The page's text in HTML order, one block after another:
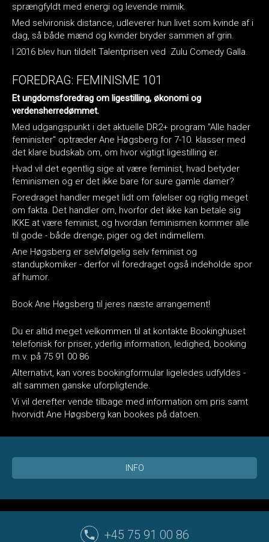
sprængfyldt med energi og levende mimik.
Med selvironisk distance, udleverer hun livet som kvinde af i
dag, så både mænd og kvinder bryder sammen af grin.
I 2016 blev hun tildelt Talentprisen ved Zulu Comedy Galla.
FOREDRAG: FEMINISME 101
Et ungdomsforedrag om ligestilling, økonomi og
verdensherredømmet.
Med udgangspunkt i det aktuelle DR2+ program "Alle hader
feminister" optræder Ane Høgsberg for 7-10. klasser med
det klare budskab om, om hvor vigtigt ligestilling er.
Hvad vil det egentlig sige at være feminist, hvad betyder
feminismen og er det ikke bare for sure gamle damer?
Foredraget handler meget lidt om følelser og rigtig meget
om fakta. Det handler om, hvorfor det ikke kan betale sig
IKKE at være feminist, og hvordan feminismen kommer alle
til gode - både drenge, piger og det indimellem.
Ane Høgsberg er selvfølgelig selv feminist og
standupkomiker - derfor vil foredraget også indeholde spor
af humor.
Book Ane Høgsberg til jeres næste arrangement!
Du er altid meget velkommen til at kontakte Bookinghuset
telefonisk for priser, yderlig information, ledighed, booking
m.v. på 75 91 00 86
Alternativt, kan vores bookingformular ligeledes udfyldes -
alt sammen ganske uforpligtende.
Vi vil derefter vende tilbage med information om pris samt
hvorvidt Ane Høgsberg kan bookes på datoen.
INFO
+45 75 91 00 86